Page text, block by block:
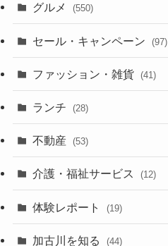
グルメ (550)
セール・キャンペーン (97)
ファッション・雑貨 (41)
ランチ (28)
不動産 (53)
介護・福祉サービス (12)
体験レポート (19)
加古川を知る (44)